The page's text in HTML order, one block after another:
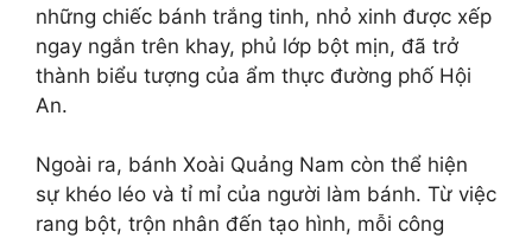
những chiếc bánh trắng tinh, nhỏ xinh được xếp
ngay ngắn trên khay, phủ lớp bột mịn, đã trở
thành biểu tượng của ẩm thực đường phố Hội
An.
Ngoài ra, bánh Xoài Quảng Nam còn thể hiện
sự khéo léo và tỉ mỉ của người làm bánh. Từ việc
rang bột, trộn nhân đến tạo hình, mỗi công